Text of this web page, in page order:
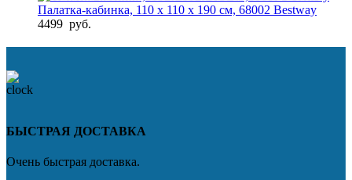
Палатка-кабинка, 110 х 110 х 190 см, 68002 Bestway
4499 руб.
БЫСТРАЯ ДОСТАВКА
Очень быстрая доставка.